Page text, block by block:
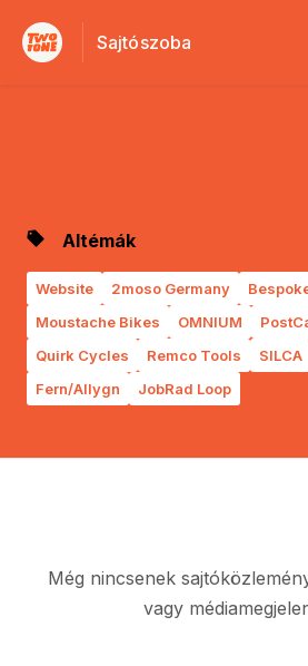
Sajtószoba
Altémák
Website 2moso Germany
Moustache Bikes
OMNIUM
Quirk Cycles
Remco Tools SILCA
Fern/Allygn
JobRad Loop
Még nincsenek
vagy